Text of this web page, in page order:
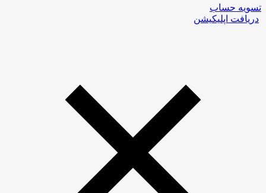
تسویه حساب
دریافت اپلیکیشن